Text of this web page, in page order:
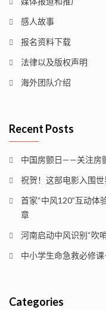
感人故事
报名资料下载
法律以及版权声明
海外团队介绍
Recent Posts
中国房颤日——关注房
祝贺！这部电影入围
首家“中风120”互动体
章
河南启动中风识别“吹
中小学生命急救必修
Categories